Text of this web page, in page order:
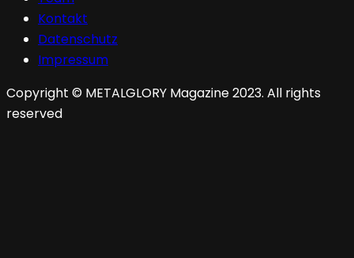
Kontakt
Datenschutz
Impressum
Copyright © METALGLORY Magazine 2023. All rights
reserved